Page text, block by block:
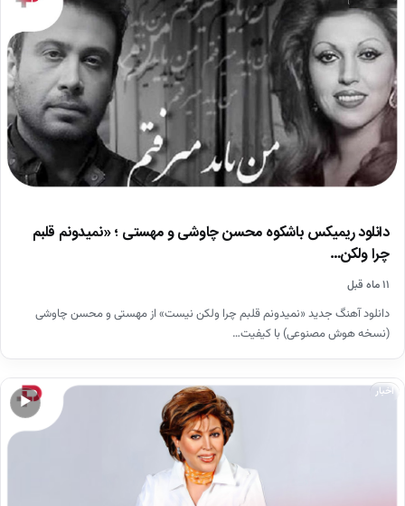
دانلود ریمیکس باشکوه محسن چاوشی و مهستی ؛ «نمیدونم قلبم
چرا ولکن…
۱۱ ماه قبل
دانلود آهنگ جدید «نمیدونم قلبم چرا ولکن نیست» از مهستی و محسن چاوشی
(نسخه هوش مصنوعی) با کیفیت…
▶
اخبار